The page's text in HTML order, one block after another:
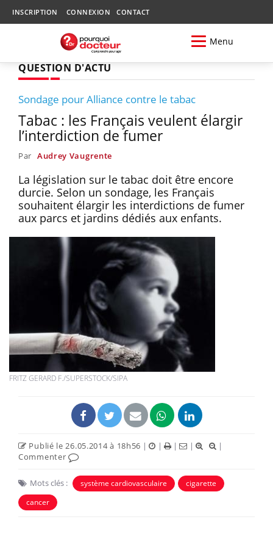
INSCRIPTION CONNEXION CONTACT
Menu
QUESTION D'ACTU
Sondage pour Alliance contre le tabac
Tabac : les Français veulent élargir
l’interdiction de fumer
Par Audrey Vaugrente
La législation sur le tabac doit être encore
durcie. Selon un sondage, les Français
souhaitent élargir les interdictions de fumer
aux parcs et jardins dédiés aux enfants.
FRITZ GERARD F./SUPERSTOCK/SIPA
Publié le 26.05.2014 à 18h56 | | | |
|
Commenter
Mots clés : système cardiovasculaire
cigarette
cancer